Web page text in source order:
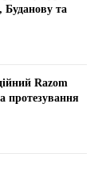
Буданову та
Razom
протезування